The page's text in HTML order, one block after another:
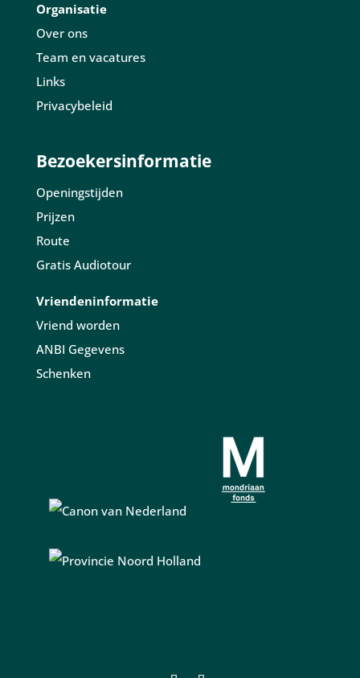
Organisatie
Over ons
Team en vacatures
Links
Privacybeleid
Bezoekersinformatie
Openingstijden
Prijzen
Route
Gratis Audiotour
Vriendeninformatie
Vriend worden
ANBI Gegevens
Schenken